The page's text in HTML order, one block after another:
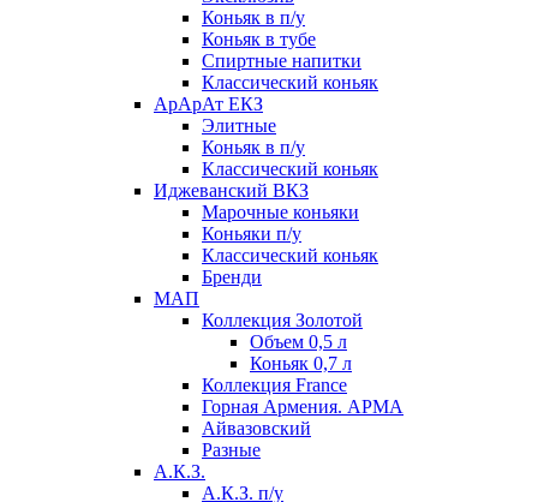
Коньяк в п/у
Коньяк в тубе
Спиртные напитки
Классический коньяк
АрАрАт ЕКЗ
Элитные
Коньяк в п/у
Классический коньяк
Иджеванский ВКЗ
Марочные коньяки
Коньяки п/у
Классический коньяк
Бренди
МАП
Коллекция Золотой
Объем 0,5 л
Коньяк 0,7 л
Коллекция France
Горная Армения. АРМА
Айвазовский
Разные
А.К.З.
А.К.З. п/у